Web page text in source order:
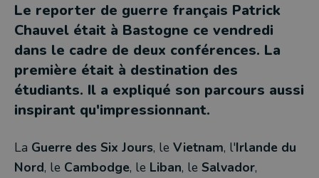
Le reporter de guerre français Patrick
Chauvel était à Bastogne ce vendredi
dans le cadre de deux conférences. La
première était à destination des
étudiants. Il a expliqué son parcours aussi
inspirant qu'impressionnant.
La Guerre des Six Jours, le Vietnam, l'Irlande du
Nord, le Cambodge, le Liban, le Salvador,